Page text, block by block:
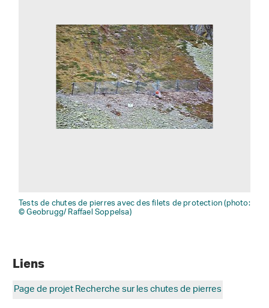
Tests de chutes de pierres avec des filets de protection (photo:
© Geobrugg/ Raffael Soppelsa)
Liens
Page de projet Recherche sur les chutes de pierres